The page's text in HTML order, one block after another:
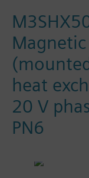
heat
20 V
PN6